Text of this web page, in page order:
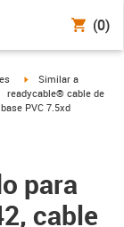
(0)
igus-icon-arrow-right
Similar a
igus-icon-arrow-right
readycable® cable de
PVC 7.5xd
para
cable